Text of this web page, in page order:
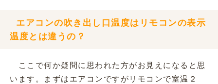
エアコンの吹き出し口温度はリモコンの表示
温度とは違うの？
ここで何か疑問に思われた方がお見えになると思
います。まずはエアコンですがリモコンで室温２